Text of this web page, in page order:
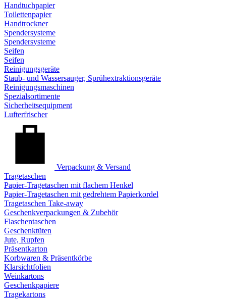
Handtuchpapier
Toilettenpapier
Handtrockner
Spendersysteme
Spendersysteme
Seifen
Seifen
Reinigungsgeräte
Staub- und Wassersauger, Sprühextraktionsgeräte
Reinigungsmaschinen
Spezialsortimente
Sicherheitsequipment
Lufterfrischer
Verpackung & Versand
Tragetaschen
Papier-Tragetaschen mit flachem Henkel
Papier-Tragetaschen mit gedrehtem Papierkordel
Tragetaschen Take-away
Geschenkverpackungen & Zubehör
Flaschentaschen
Geschenktüten
Jute, Rupfen
Präsentkarton
Korbwaren & Präsentkörbe
Klarsichtfolien
Weinkartons
Geschenkpapiere
Tragekartons